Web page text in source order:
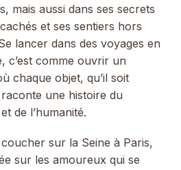
mais aussi dans ses secrets
et ses sentiers hors
lancer dans des voyages en
c’est comme ouvrir un
chaque objet, qu’il soit
une histoire du
de l’humanité.
sur la Seine à Paris,
sur les amoureux qui se